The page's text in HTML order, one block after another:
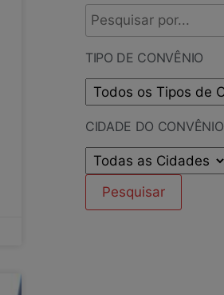
TIPO DE CONVÊNIO
CIDADE DO CONVÊNIO